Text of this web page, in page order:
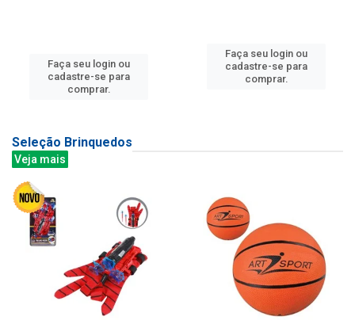
Faça seu login ou
cadastre-se para
comprar.
Faça seu login ou
cadastre-se para
comprar.
Seleção Brinquedos
Veja mais